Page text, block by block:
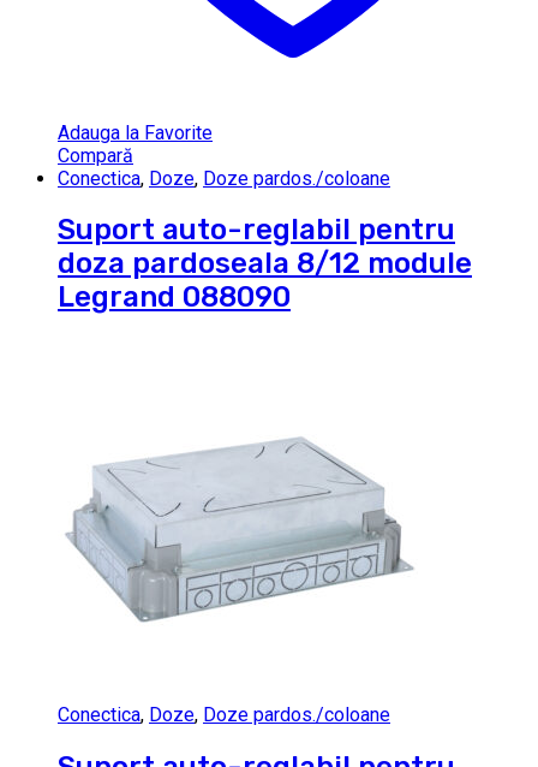
Adauga la Favorite
Compară
Conectica, Doze, Doze pardos./coloane
Suport auto-reglabil pentru
doza pardoseala 8/12 module
Legrand 088090
Conectica, Doze, Doze pardos./coloane